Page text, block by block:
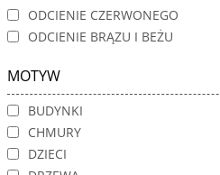
ODCIENIE CZERWONEGO
ODCIENIE BRĄZU I BEŻU
MOTYW
BUDYNKI
CHMURY
DZIECI